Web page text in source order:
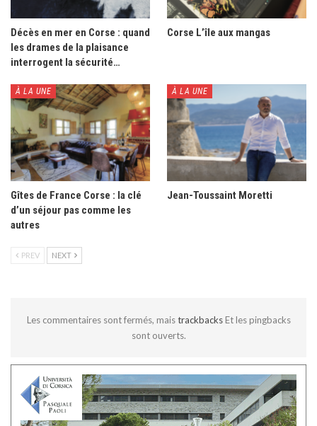
Décès en mer en Corse : quand
les drames de la plaisance
interrogent la sécurité…
Corse L’île aux mangas
À LA UNE
Gîtes de France Corse : la clé
d’un séjour pas comme les
autres
À LA UNE
Jean-Toussaint Moretti
PREV NEXT
Les commentaires sont fermés, maistrackbacks Et les pingbacks
sont ouverts.